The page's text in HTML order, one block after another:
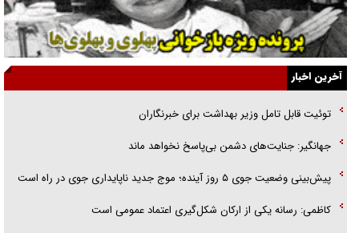
آیا مقاومت فلسطین خلع‌سلاح می‌شود؟
الگوی وحدت‌آفرین در ادراک سیاست خارجی
گفتگوی دکتر اخوان مدیرمسئول روزنامه جوان با برنامه تلویزیونی «نبرد
هرمز»
امام حسین (ع) کشته سیرت‌های عصر جاهلی شد
فریاد‌ها و ناله‌های دوستان مبارزدلم را آتش می‌زد
آخرین اخبار
توئیت قابل تامل وزیر بهداشت برای خبرنگاران
جهانگیر: جنایت‌های دشمن بی‌پاسخ نخواهد ماند
پیش‌بینی وضعیت جوی ۵ روز آینده؛ موج جدید ناپایداری جوی در راه است
کاظمی: رسانه یکی از ارکان شکل‌گیری اعتماد عمومی است